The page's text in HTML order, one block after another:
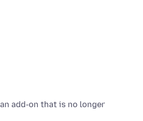
add-on that is no longer